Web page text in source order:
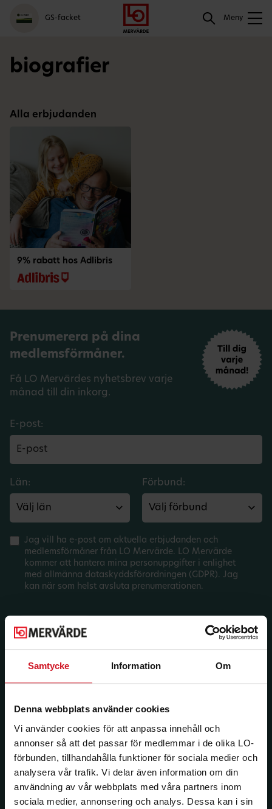
Samtycke Information Om
Denna webbplats använder cookies
Vi använder cookies för att anpassa innehåll och
annonser så att det passar för medlemmar i de olika LO-
förbunden, tillhandahålla funktioner för sociala medier och
analysera vår trafik. Vi delar även information om din
användning av vår webbplats med våra partners inom
sociala medier, annonsering och analys. Dessa kan i sin
Gå
till
meny
Logga
in
Hoppa
till
innehåll
GS-facket Meny
Sök
biografier
Alla erbjudanden
9% rabatt hos Adlibris
Prenumerera på dina
medlemsförmåner.
Få LO Mervärdes nyhetsbrev varje
månad till din inkorg.
E-post:
Län: Förbund:
Jag vill ha e-post om aktuella erbjudanden och
medlemsförmåner från LO Mervärde. LO Mervärde
kommer att hantera mina personuppgifter i enlighet
med allmänna dataskyddsförordningen (GDPR). Jag
kan när som helst avsluta prenumerationen.